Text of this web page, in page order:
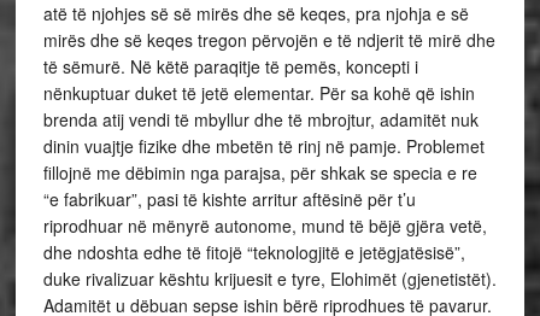
atë të njohjes së së mirës dhe së keqes, pra njohja e së
mirës dhe së keqes tregon përvojën e të ndjerit të mirë dhe
të sëmurë. Në këtë paraqitje të pemës, koncepti i
nënkuptuar duket të jetë elementar. Për sa kohë që ishin
brenda atij vendi të mbyllur dhe të mbrojtur, adamitët nuk
dinin vuajtje fizike dhe mbetën të rinj në pamje. Problemet
fillojnë me dëbimin nga parajsa, për shkak se specia e re
“e fabrikuar”, pasi të kishte arritur aftësinë për t’u
riprodhuar në mënyrë autonome, mund të bëjë gjëra vetë,
dhe ndoshta edhe të fitojë “teknologjitë e jetëgjatësisë”,
duke rivalizuar kështu krijuesit e tyre, Elohimët (gjenetistët).
Adamitët u dëbuan sepse ishin bërë riprodhues të pavarur.